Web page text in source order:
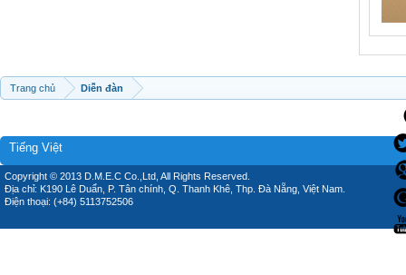
Trang chủ Diễn đàn
Tiếng Việt
Copyright © 2013 D.M.E.C Co.,Ltd, All Rights Reserved.
Địa chỉ: K190 Lê Duẩn, P. Tân chính, Q. Thanh Khê, Thp. Đà Nẵng, Việt Nam.
Điện thoại: (+84) 5113752506